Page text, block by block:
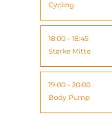
Cycling
18:00 - 18:45
Starke Mitte
19:00 - 20:00
Body Pump